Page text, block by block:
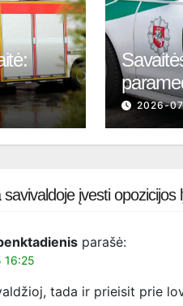
2026-
įvesti opozicijos
parašė:
16:25
tada ir prieisit prie